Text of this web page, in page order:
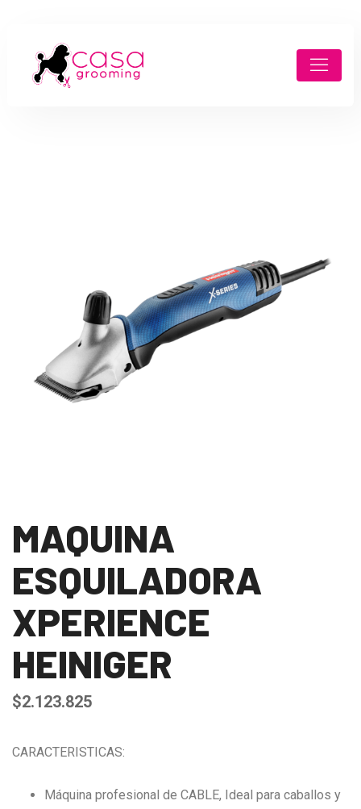
MAQUINA
ESQUILADORA
XPERIENCE
HEINIGER
$2.123.825
CARACTERISTICAS:
Máquina profesional de CABLE, Ideal para caballos y